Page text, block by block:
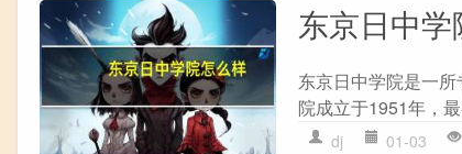
东京日中
东京日中学院是一
院成立于1951年，
dj 01-03